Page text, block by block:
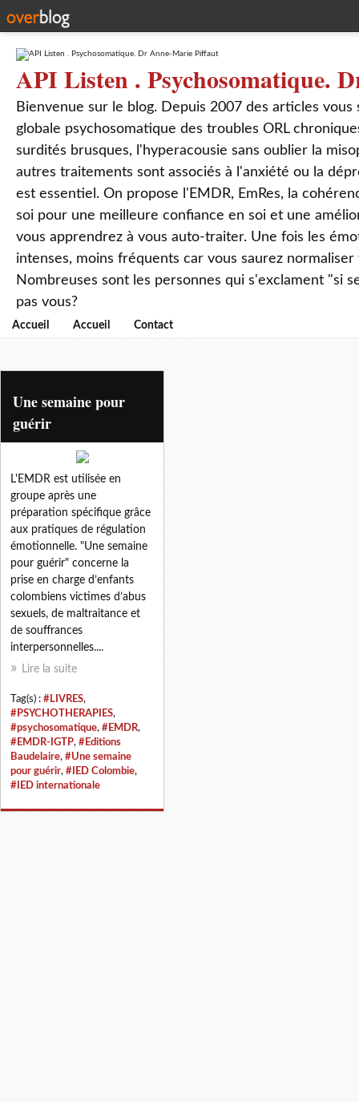
API Listen . Psychosomatique.
Bienvenue sur le blog. Depuis 2007 des articles
globale psychosomatique des troubles ORL
surdités brusques, l'hyperacousie sans oublier la
autres traitements sont associés à l'anxiété ou la
est essentiel. On propose l'EMDR, EmRes, la
soi pour une meilleure confiance en soi et une
vous apprendrez à vous auto-traiter. Une fois les
intenses, moins fréquents car vous saurez
Nombreuses sont les personnes qui s'exclament "si
pas vous?
Accueil Accueil Contact
ied internationale
Une semaine pour
guérir
L'EMDR est utilisée en
groupe après une
préparation spécifique grâce
aux pratiques de régulation
émotionnelle. "Une semaine
pour guérir" concerne la
prise en charge d’enfants
colombiens victimes d’abus
sexuels, de maltraitance et
de souffrances
interpersonnelles....
Lire la suite
Tag(s) : #LIVRES,
#PSYCHOTHERAPIES,
#psychosomatique, #EMDR,
#EMDR-IGTP, #Editions
Baudelaire, #Une semaine
pour guérir, #IED Colombie,
#IED internationale